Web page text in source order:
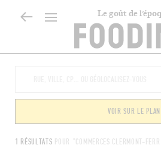
Le goût de
1 RÉSULTATS POUR "COMMERCES CLERMONT-
VOIR SUR LE PLAN